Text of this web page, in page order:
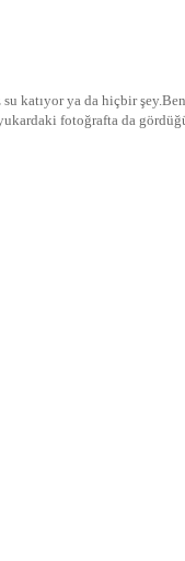
katıyor ya da hiçbir
fotoğrafta da